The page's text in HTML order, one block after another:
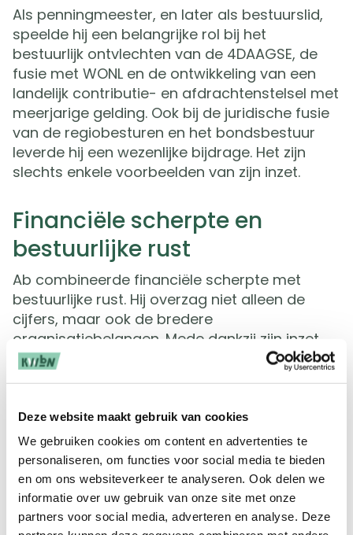
Deze website maakt gebruik van cookies
We gebruiken cookies om content en advertenties te
personaliseren, om functies voor social media te bieden
en om ons websiteverkeer te analyseren. Ook delen we
informatie over uw gebruik van onze site met onze
partners voor social media, adverteren en analyse. Deze
Als penningmeester, en later als bestuurslid,
speelde hij een belangrijke rol bij het
bestuurlijk ontvlechten van de 4DAAGSE, de
fusie met WONL en de ontwikkeling van een
landelijk contributie- en afdrachtenstelsel met
meerjarige gelding. Ook bij de juridische fusie
van de regiobesturen en het bondsbestuur
leverde hij een wezenlijke bijdrage. Het zijn
slechts enkele voorbeelden van zijn inzet.
Financiële scherpte en
bestuurlijke rust
Ab combineerde financiële scherpte met
bestuurlijke rust. Hij overzag niet alleen de
cijfers, maar ook de bredere
organisatiebelangen. Mede dankzij zijn inzet
stond er in 2009 een Koninklijke
professioneel” verdiende. In datzelfde jaar
werd Ab benoemd tot Erelid van de
organisatie.
Dubbelrol